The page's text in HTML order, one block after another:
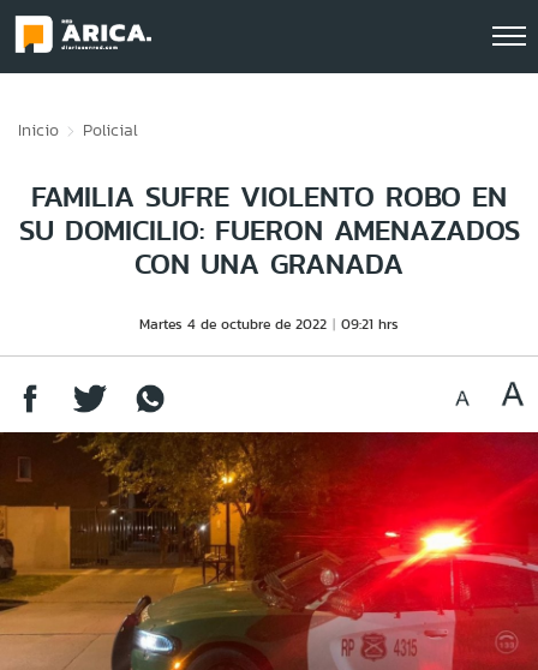
Inicio Policial
FAMILIA SUFRE VIOLENTO ROBO EN
SU DOMICILIO: FUERON AMENAZADOS
CON UNA GRANADA
Martes 4 de octubre de 2022 09:21 hrs